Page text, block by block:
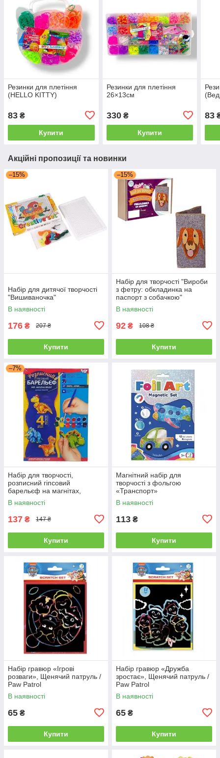
Резинки для плетіння
(HELLO KITTY)
83 ₴
Купити
Резинки для плетіння
26×13см
330₴
Купити
83
Акційні пропозиції та новинки
–15%
Набір для дитячої творчості
"Вишиваночка"
В наявності
176 ₴ 207 ₴
Купити
–15%
Набір для творчості "Вироби
з фетру: обкладинка на
паспорт з собачкою"
В наявності
92 ₴ 108 ₴
Купити
–7%
Набір для творчості,
розписний гіпсовий
барельєф на магнітах,
"Динозаври"
В наявності
137 ₴ 147 ₴
Купити
Магнітний набір для
творчості з фольгою
«Транспорт»
В наявності
113 ₴
Купити
Набір гравюр «Ігрові
розваги», Щенячий патруль /
Paw Patrol
В наявності
65 ₴
Купити
Набір гравюр «Дружба
зростає», Щенячий патруль /
Paw Patrol
В наявності
65 ₴
Купити